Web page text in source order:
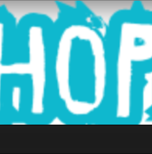
Seluruh Di